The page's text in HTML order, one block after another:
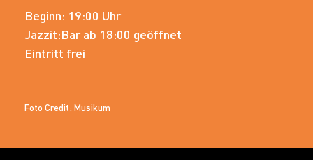
Beginn: 19:00 Uhr
Jazzit:Bar ab 18:00 geöffnet
Eintritt frei
Foto Credit: Musikum